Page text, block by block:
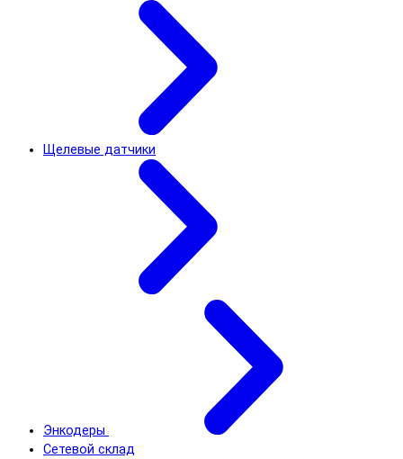
Щелевые датчики
Энкодеры
Сетевой склад